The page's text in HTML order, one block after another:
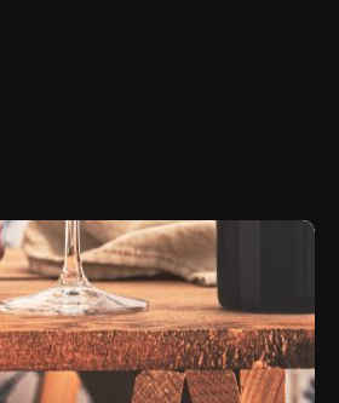
Per aquest motiu vam decidir
amb una segona
ficar el punt i final d’aquesta
tristesa però també amb
preparant una sèrie de
la llum en les properes